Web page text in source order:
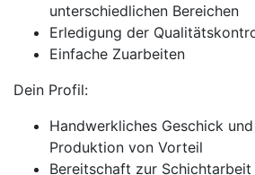
unterschiedlichen Bereichen
Erledigung der
Einfache Zuarbeiten
Dein Profil:
Handwerkliches Geschick
Produktion von Vorteil
Bereitschaft zur Schichtarbeit